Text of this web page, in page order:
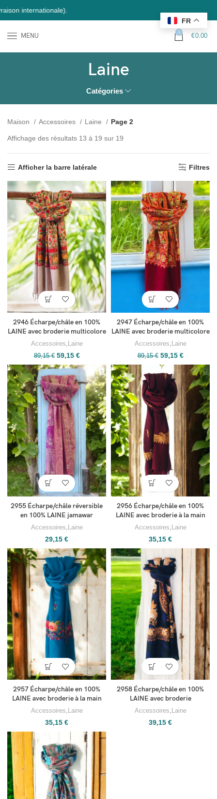
MENU 0 €0.00
Laine
Catégories
Maison Accessoires Laine Page 2
Affichage des résultats 13 à 19 sur 19
Afficher la barre latérale Filtres
2946 Écharpe/châle en 100%
LAINE avec broderie multicolore
Accessoires Laine
89,15€ 59,15 €
2947 Écharpe/châle en 100%
LAINE avec broderie multicolore
Accessoires Laine
89,15€ 59,15 €
2955 Écharpe/châle réversible
en 100% LAINE jamawar
Accessoires Laine
29,15 €
2956 Écharpe/châle en 100%
LAINE avec broderie à la main
Accessoires Laine
35,15 €
2957 Écharpe/châle en 100%
LAINE avec broderie à la main
Accessoires, Laine
35,15 €
2958 Écharpe/châle en 100%
LAINE avec broderie
Accessoires, Laine
39,15 €
FR